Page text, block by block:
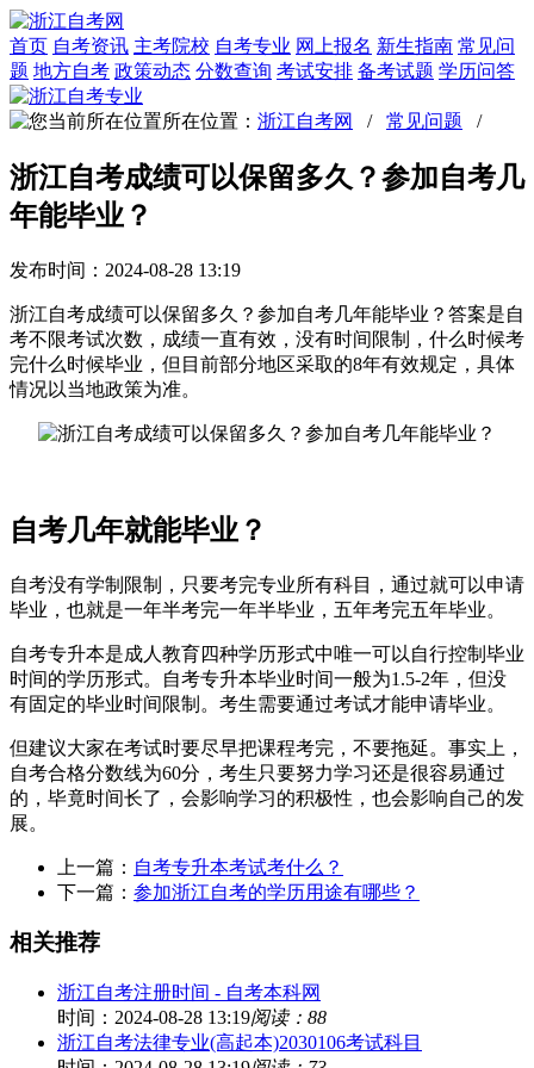
首页 自考资讯 主考院校 自考专业 网上报名 新生指南 常见问
题 地方自考 政策动态 分数查询 考试安排 备考试题 学历问答
所在位置： 浙江自考网 / 常见问题 /
浙江自考成绩可以保留多久？参加自考几
年能毕业？
发布时间：2024-08-28 13:19
浙江自考成绩可以保留多久？参加自考几年能毕业？答案是自
考不限考试次数，成绩一直有效，没有时间限制，什么时候考
完什么时候毕业，但目前部分地区采取的8年有效规定，具体
情况以当地政策为准。
自考几年就能毕业？
自考没有学制限制，只要考完专业所有科目，通过就可以申请
毕业，也就是一年半考完一年半毕业，五年考完五年毕业。
自考专升本是成人教育四种学历形式中唯一可以自行控制毕业
时间的学历形式。自考专升本毕业时间一般为1.5-2年，但没
有固定的毕业时间限制。考生需要通过考试才能申请毕业。
但建议大家在考试时要尽早把课程考完，不要拖延。事实上，
自考合格分数线为60分，考生只要努力学习还是很容易通过
的，毕竟时间长了，会影响学习的积极性，也会影响自己的发
展。
上一篇： 自考专升本考试考什么？
下一篇： 参加浙江自考的学历用途有哪些？
相关推荐
浙江自考注册时间 - 自考本科网
时间：2024-08-28 13:19阅读：88
浙江自考法律专业(高起本)2030106考试科目